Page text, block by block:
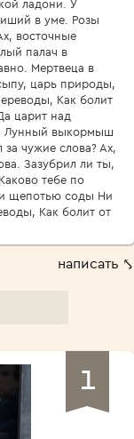
ладони. У
в уме. Розы
восточные
Мертвеца в
царь природы,
Как болит
Лунный выкормыш
чужие слова? Ах,
ты,
тебе по
щепотью соды Ни
Как болит от
написать ⤣
1